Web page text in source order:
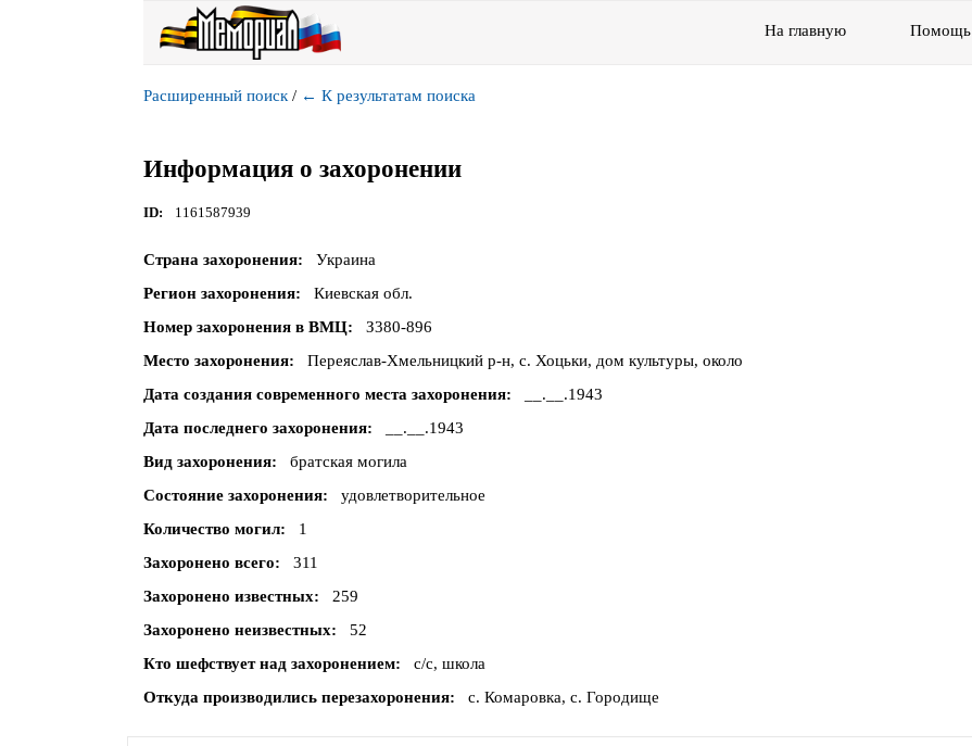
На главную Помощь
Расширенный поиск / ← К результатам поиска
Информация о захоронении
ID 1161587939
Страна захоронения
Украина
Регион захоронения
Киевская обл.
Номер захоронения в ВМЦ
З380-896
Место захоронения
Переяслав-Хмельницкий р-н, с. Хоцьки, дом культуры, около
Дата создания современного места захоронения
__.__.1943
Дата последнего захоронения
__.__.1943
Вид захоронения
братская могила
Состояние захоронения
удовлетворительное
Количество могил
1
Захоронено всего
311
Захоронено известных
259
Захоронено неизвестных
52
Кто шефствует над захоронением
с/с, школа
Откуда производились перезахоронения
с. Комаровка, с. Городище